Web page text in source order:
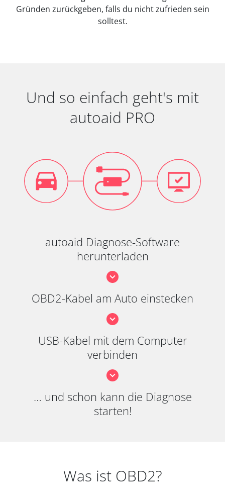
Gründen zurückgeben, falls du nicht zufrieden sein
solltest.
Und so einfach geht's mit
autoaid PRO
autoaid Diagnose-Software
herunterladen
OBD2-Kabel am Auto einstecken
USB-Kabel mit dem Computer
verbinden
… und schon kann die Diagnose
starten!
Was ist OBD2?